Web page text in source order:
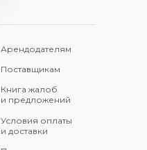
Арендодателям
Книга жалоб
и предложений
Условия оплаты
и доставки
Поставщикам